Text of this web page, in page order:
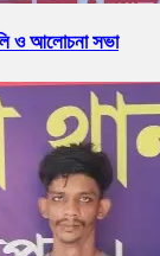
ও আলোচনা সভা